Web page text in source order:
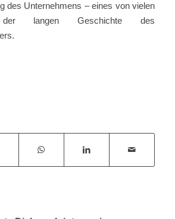
des Unternehmens – eines von vielen
langen Geschichte des